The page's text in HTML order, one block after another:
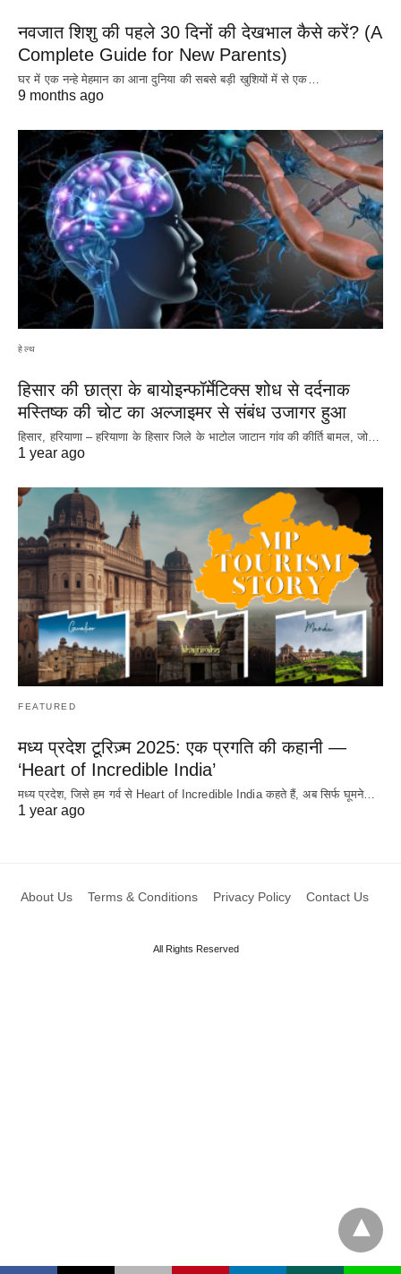
नवजात शिशु की पहले 30 दिनों की देखभाल कैसे करें? (A
Complete Guide for New Parents)
घर में एक नन्हे मेहमान का आना दुनिया की सबसे बड़ी खुशियों में से एक…
9 months ago
हेल्थ
हिसार की छात्रा के बायोइन्फॉर्मेटिक्स शोध से दर्दनाक
मस्तिष्क की चोट का अल्जाइमर से संबंध उजागर हुआ
हिसार, हरियाणा – हरियाणा के हिसार जिले के भाटोल जाटान गांव की कीर्ति बामल, जो…
1 year ago
FEATURED
मध्य प्रदेश टूरिज़्म 2025: एक प्रगति की कहानी —
‘Heart of Incredible India’
मध्य प्रदेश, जिसे हम गर्व से Heart of Incredible India कहते हैं, अब सिर्फ घूमने…
1 year ago
About Us Terms & Conditions Privacy Policy Contact Us
All Rights Reserved